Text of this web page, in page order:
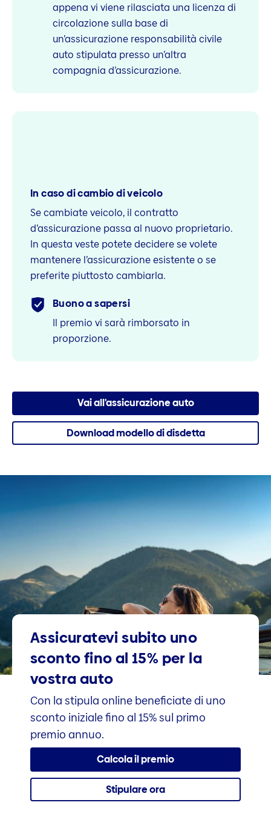
appena vi viene rilasciata una licenza di
circolazione sulla base di
un’assicurazione responsabilità civile
auto stipulata presso un’altra
compagnia d’assicurazione.
In caso di cambio di veicolo
Se cambiate veicolo, il contratto
d’assicurazione passa al nuovo proprietario.
In questa veste potete decidere se volete
mantenere l’assicurazione esistente o se
preferite piuttosto cambiarla.
Buono a sapersi
Il premio vi sarà rimborsato in
proporzione.
Vai all'assicurazione auto
Download modello di disdetta
Assicuratevi subito uno
sconto fino al 15% per la
vostra auto
Con la stipula online beneficiate di uno
sconto iniziale fino al 15% sul primo
premio annuo.
Calcola il premio
Stipulare ora